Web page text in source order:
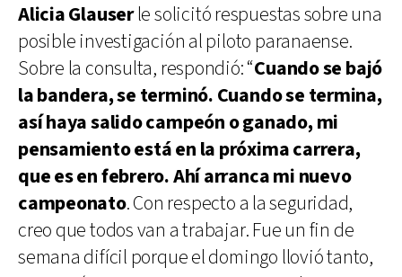
Alicia Glauserle solicitó respuestas sobre una
posible investigación al piloto paranaense.
Sobre la consulta, respondió: “Cuando se bajó
la bandera, se terminó. Cuando se termina,
así haya salido campeón o ganado, mi
pensamiento está en la próxima carrera,
que es en febrero. Ahí arranca mi nuevo
campeonato. Con respecto a la seguridad,
creo que todos van a trabajar. Fue un fin de
semana difícil porque el domingo llovió tanto,